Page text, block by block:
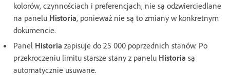
kolorów, czynnościach i preferencjach, nie są odzwierciedlane
na panelu Historia, ponieważ nie są to zmiany w konkretnym
dokumencie.
Panel Historia zapisuje do 25 000 poprzednich stanów. Po
przekroczeniu limitu starsze stany z panelu Historia są
automatycznie usuwane.